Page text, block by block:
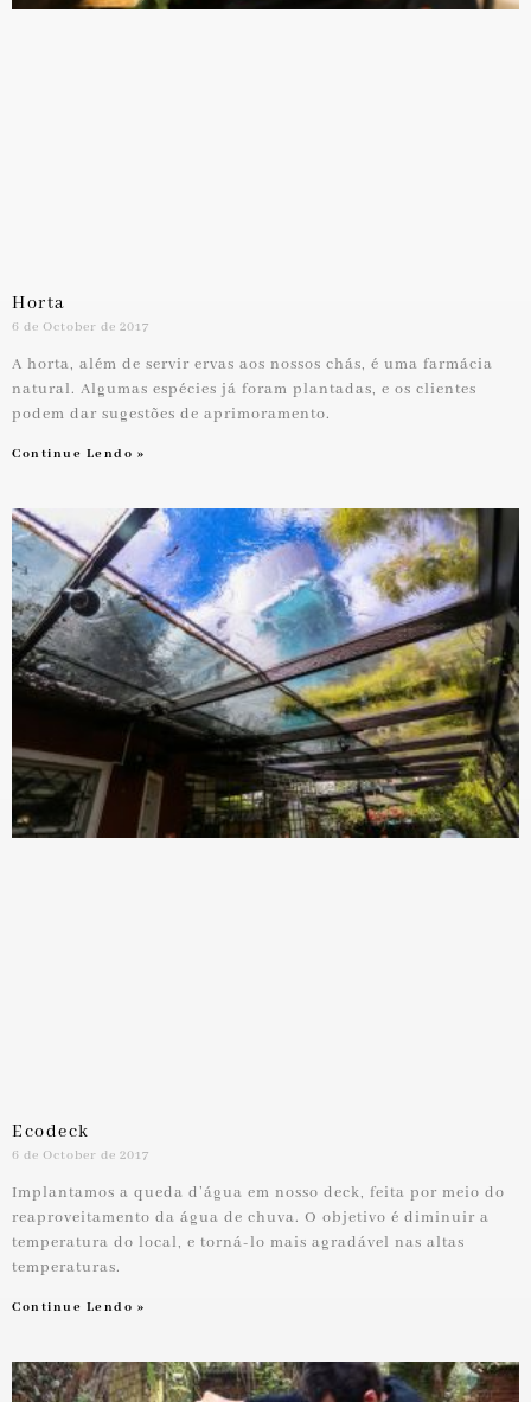
Horta
6 de October de 2017
A horta, além de servir ervas aos nossos chás, é uma farmácia
natural. Algumas espécies já foram plantadas, e os clientes
podem dar sugestões de aprimoramento.
Continue Lendo »
Ecodeck
6 de October de 2017
Implantamos a queda d’água em nosso deck, feita por meio do
reaproveitamento da água de chuva. O objetivo é diminuir a
temperatura do local, e torná-lo mais agradável nas altas
temperaturas.
Continue Lendo »